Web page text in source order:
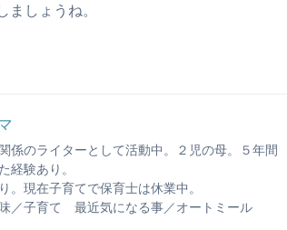
しょうね。
係のライターとして活動中。２児の母。５年間
経験あり。
。現在子育てで保育士は休業中。
／子育て 最近気になる事／オートミール